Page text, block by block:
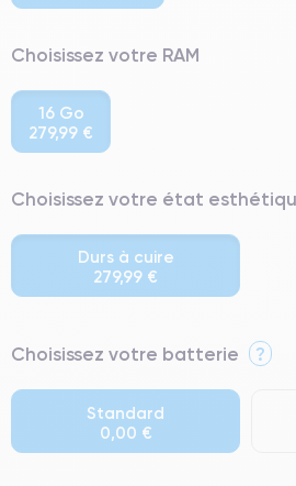
Choisissez votre RAM
16 Go
279,99 €
Choisissez votre état
Durs à cuire
279,99 €
⭐ Premium
● Batterie : usage intensif.
● Seuls 5% de nos téléphones ont un
Choisissez votre batterie ?
Standard
0,00 €